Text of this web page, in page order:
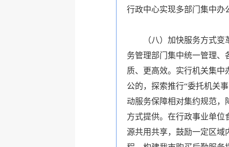
行政中心实现多部门集中办
（八）加快服务方式
务管理部门集中统一管理、
质、更高效。实行机关集中
公的，探索推行“委托机关
动服务保障相对集约规范，
方式提供。在行政事业单位
源共用共享，鼓励一定区域